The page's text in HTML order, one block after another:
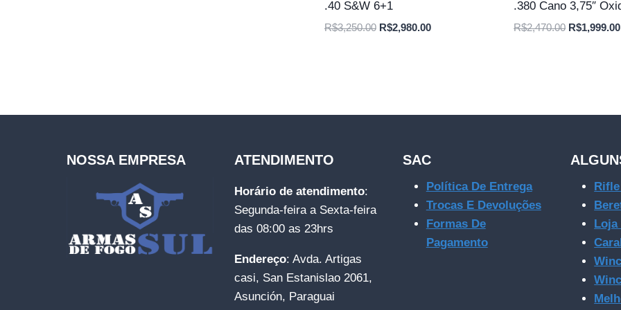
.40 S&W 6+1
R$3,250.00 O
R$2,980.00O
.380 Cano 3,75″
R$2,470.00 O
R$1,999.00
NOSSA EMPRESA ATENDIMENTO
Horário de atendimento:
Segunda-feira a Sexta-feira
das 08:00 as 23hrs
Endereço: Avda. Artigas
casi, San Estanislao 2061,
Asunción, Paraguai
SAC
Política De Entrega
Trocas E Devoluções
Formas De
Pagamento
Loja